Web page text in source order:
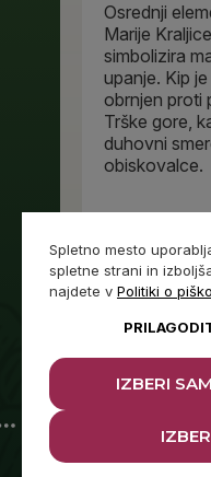
Osrednji
Marije
simbolizira
upanje. Kip
obrnjen proti
Trške gore,
duhovni
obiskovalce.
Spletno mesto
spletne strani in
najdete v Politiki o
IZBERI